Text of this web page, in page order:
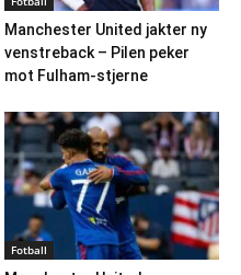
Manchester United jakter ny
venstreback – Pilen peker
mot Fulham-stjerne
Fotball